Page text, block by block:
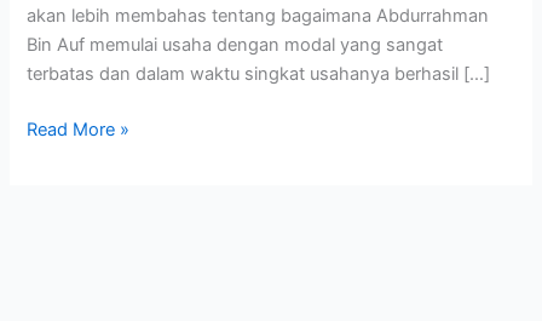
akan lebih membahas tentang bagaimana Abdurrahman
Bin Auf memulai usaha dengan modal yang sangat
terbatas dan dalam waktu singkat usahanya berhasil […]
Cara
Read More »